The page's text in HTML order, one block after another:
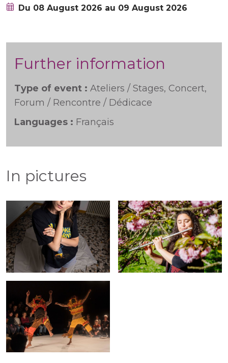
Du 08 August 2026 au 09 August 2026
Further information
Type of event : Ateliers / Stages, Concert,
Forum / Rencontre / Dédicace
Languages : Français
In pictures